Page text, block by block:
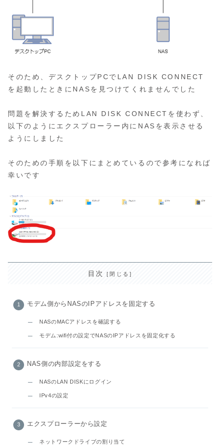
そのため、デスクトップPCでLAN DISK CONNECT
を起動したときにNASを見つけてくれませんでした
問題を解決するためLAN DISK CONNECTを使わず、
以下のようにエクスプローラー内にNASを表示させる
ようにしました
そのための手順を以下にまとめているので参考になれば
幸いです
目次
モデム側からNASのIPアドレスを固定する
NASのMACアドレスを確認する
モデム:wifi付の設定でNASのIPアドレスを固定化する
NAS側の内部設定をする
NASのLAN DISKにログイン
IPv4の設定
エクスプローラーから設定
ネットワークドライブの割り当て